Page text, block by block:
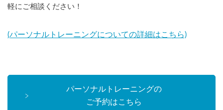
軽にご相談ください！
(パーソナルトレーニングについての詳細はこちら)
パーソナルトレーニングの
ご予約はこちら